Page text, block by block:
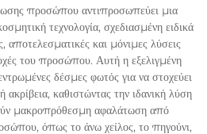
προσώπου αντιπροσωπεύει μια
τεχνολογία, σχεδιασμένη ειδικά
αποτελεσματικές και μόνιμες λύσεις
του προσώπου. Αυτή η εξελιγμένη
δέσμες φωτός για να στοχεύει
ακρίβεια, καθιστώντας την ιδανική λύση
μακροπρόθεσμη αφαλάτωση από
όπως το άνω χείλος, το πηγούνι,